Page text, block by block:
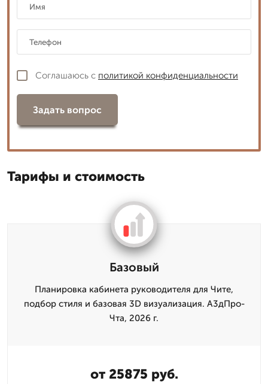
Соглашаюсь с политикой конфиденциальности
Задать вопрос
Тарифы и стоимость
Базовый
Планировка кабинета руководителя для Чите,
подбор стиля и базовая 3D визуализация. А3дПро-
Чта, 2026 г.
от 25875 руб.